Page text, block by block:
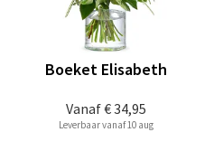
Vanaf€ 34,95
Boeket Elisabeth
Leverbaar vanaf 10 aug